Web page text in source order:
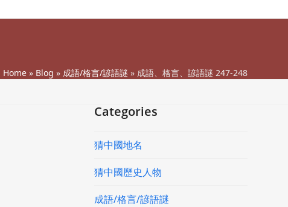
Home» Blog » 成語/格言/諺語謎 » 成語、格言、諺語謎 247-248
Categories
猜中國地名
猜中國歷史人物
成語/格言/諺語謎